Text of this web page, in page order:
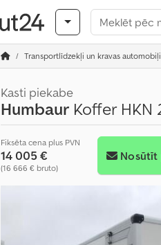
Transportlīdzekļi un kravas automobiļi
Kasti piekabe
Humbaur Koffer HKN
Fiksēta cena plus PVN
14 005 €
(16 666 € bruto)
Nosūtīt